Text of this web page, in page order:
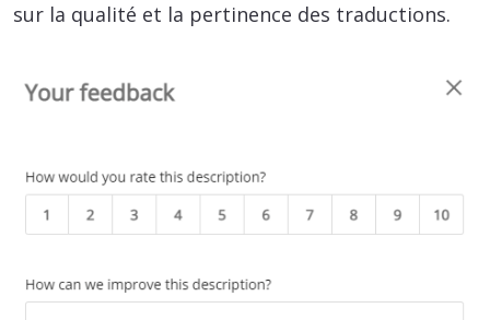
sur la qualité et la pertinence des traductions.